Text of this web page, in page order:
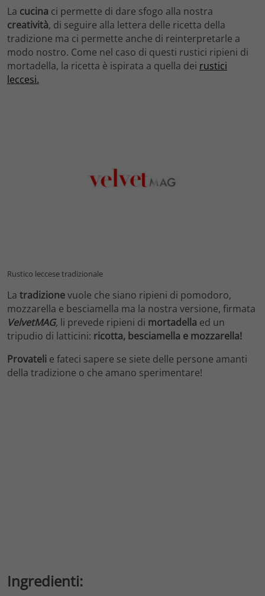
La cucina ci permette di dare sfogo alla nostra
creatività, di seguire alla lettera delle ricetta della
tradizione ma ci permette anche di reinterpretarle a
modo nostro. Come nel caso di questi rustici ripieni di
mortadella, la ricetta è ispirata a quella dei rustici
leccesi.
Rustico leccese tradizionale
La tradizionevuole che siano ripieni di pomodoro,
mozzarella e besciamella ma la nostra versione, firmata
VelvetMAG, li prevede ripieni di mortadella ed un
tripudio di latticini: ricotta, besciamella e mozzarella!
Provateli e fateci sapere se siete delle persone amanti
della tradizione o che amano sperimentare!
Ingredienti: